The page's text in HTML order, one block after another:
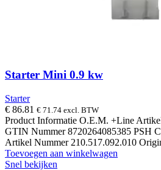
Starter Mini 0.9 kw
Starter
€ 86.81 € 71.74 excl. BTW
Product Informatie O.E.M. +Line
GTIN Nummer 8720264085385 PSH
Artikel Nummer 210.517.092.010
Toevoegen aan winkelwagen
Snel bekijken